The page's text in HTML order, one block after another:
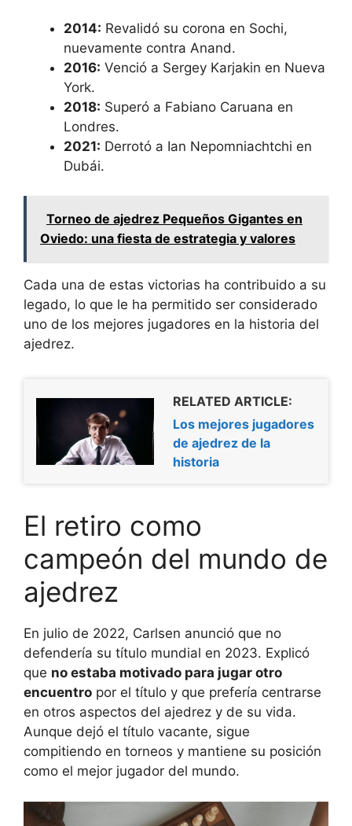
2014: Revalidó su corona en Sochi,
nuevamente contra Anand.
2016: Venció a Sergey Karjakin en Nueva
York.
2018: Superó a Fabiano Caruana en
Londres.
2021: Derrotó a Ian Nepomniachtchi en
Dubái.
Torneo de ajedrez Pequeños Gigantes en
Oviedo: una fiesta de estrategia y valores
Cada una de estas victorias ha contribuido a su
legado, lo que le ha permitido ser considerado
uno de los mejores jugadores en la historia del
ajedrez.
RELATED ARTICLE:
Los mejores jugadores
de ajedrez de la
historia
El retiro como
campeón del mundo de
ajedrez
En julio de 2022, Carlsen anunció que no
defendería su título mundial en 2023. Explicó
que no estaba motivado para jugar otro
encuentro por el título y que prefería centrarse
en otros aspectos del ajedrez y de su vida.
Aunque dejó el título vacante, sigue
compitiendo en torneos y mantiene su posición
como el mejor jugador del mundo.